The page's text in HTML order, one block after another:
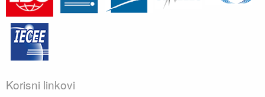
Korisni linkovi